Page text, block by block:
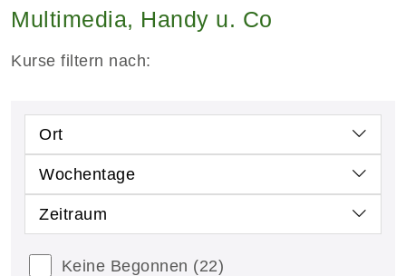
Multimedia, Handy u. Co
Kurse filtern nach:
Ort
Wochentage
Zeitraum
Keine Begonnen (22)